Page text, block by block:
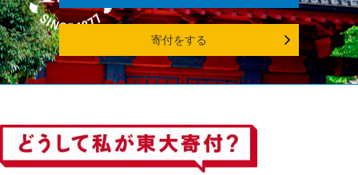
寄付をする